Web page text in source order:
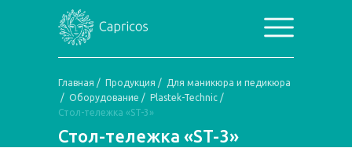
Главная / Продукция / Для маникюра и педикюра
/ Оборудование / Plastek-Technic /
Стол-тележка «ST-3»
Стол-тележка «ST-3»